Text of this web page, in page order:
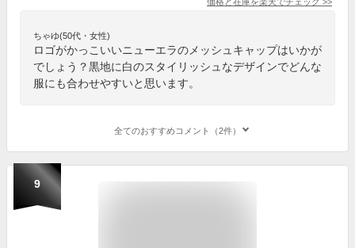
ちゃゆ(50代・女性)
ロゴがかっこいいニューエラのメッシュキャップはいかが
でしょう？黒地に白のスタイリッシュなデザインでどんな
服にも合わせやすいと思います。
全てのおすすめコメント（2件）
9